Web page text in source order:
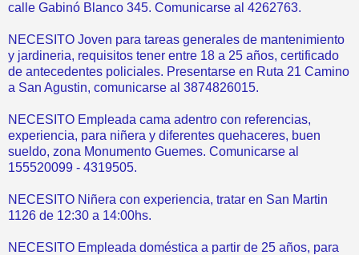
calle Gabinó Blanco 345. Comunicarse al 4262763.
NECESITO Joven para tareas generales de mantenimiento
y jardineria, requisitos tener entre 18 a 25 años, certificado
de antecedentes policiales. Presentarse en Ruta 21 Camino
a San Agustin, comunicarse al 3874826015.
NECESITO Empleada cama adentro con referencias,
experiencia, para niñera y diferentes quehaceres, buen
sueldo, zona Monumento Guemes. Comunicarse al
155520099 - 4319505.
NECESITO Niñera con experiencia, tratar en San Martin
1126 de 12:30 a 14:00hs.
NECESITO Empleada doméstica a partir de 25 años, para